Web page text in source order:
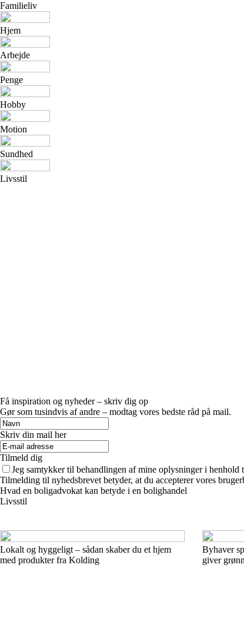
Familieliv
Hjem
Arbejde
Penge
Hobby
Motion
Sundhed
Livsstil
Få inspiration og nyheder – skriv dig op
Gør som tusindvis af andre – modtag vores bedste råd på mail.
Skriv din mail her
Tilmeld dig
Jeg samtykker til behandlingen af mine oplysninger i henhold
Tilmelding til nyhedsbrevet betyder, at du accepterer vores
Hvad en boligadvokat kan betyde i en bolighandel
Livsstil
Lokalt og hyggeligt – sådan skaber du et hjem
med produkter fra Kolding
Byhaver
giver